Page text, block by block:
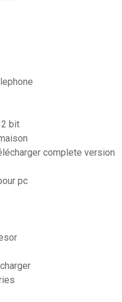
bit
complete version
pc